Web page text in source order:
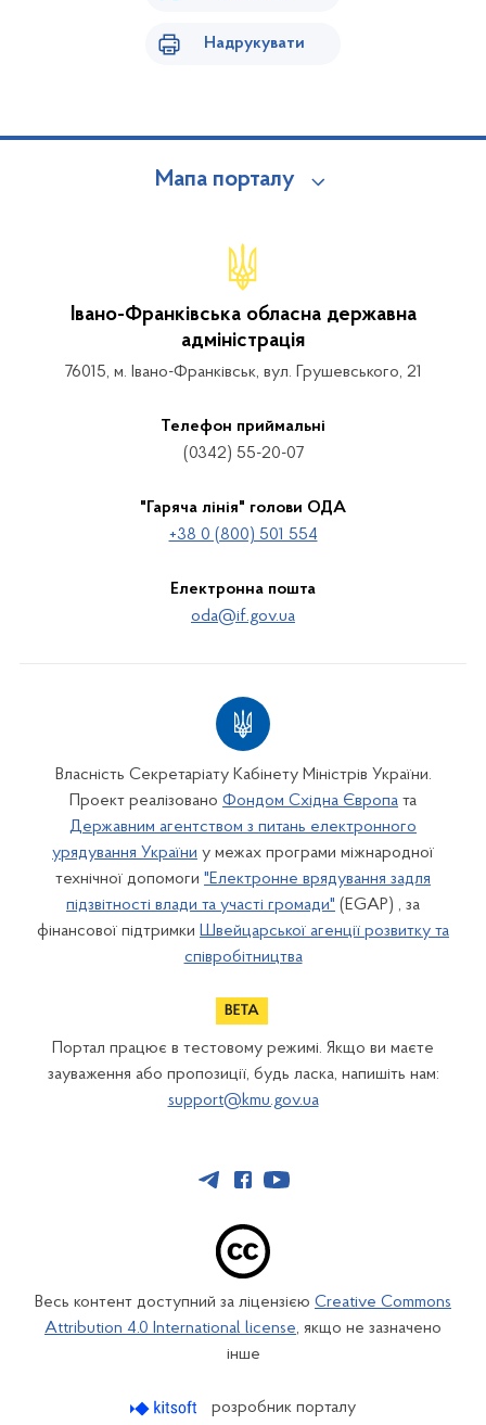
Надрукувати
Мапа порталу
Івано-Франківська обласна державна
адміністрація
76015, м. Івано-Франківськ, вул. Грушевського, 21
Телефон приймальні
(0342) 55-20-07
"Гаряча лінія" голови ОДА
+38 0 (800) 501 554
Електронна пошта
oda@if.gov.ua
Власність Секретаріату Кабінету Міністрів України.
Проект реалізовано Фондом Східна Європа та
Державним агентством з питань електронного
урядування України у межах програми міжнародної
технічної допомоги "Електронне врядування задля
підзвітності влади та участі громади" (EGAP) , за
фінансової підтримки Швейцарської агенції розвитку та
співробітництва
Портал працює в тестовому режимі. Якщо ви маєте
зауваження або пропозиції, будь ласка, напишіть нам:
support@kmu.gov.ua
Весь контент доступний за ліцензією Creative Commons
Attribution 4.0 International license, якщо не зазначено
інше
розробник порталу